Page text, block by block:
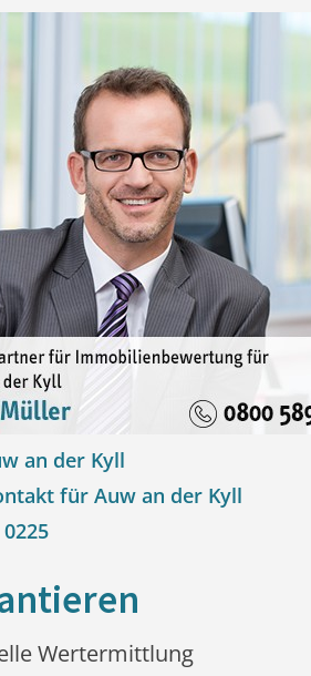
an der Kyll
für Auw an der Kyll
Wertermittlung